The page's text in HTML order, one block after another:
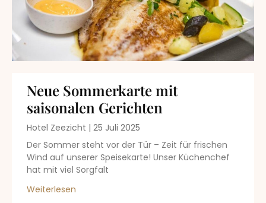
Neue Sommerkarte mit
saisonalen Gerichten
Hotel Zeezicht
25 Juli 2025
Der Sommer steht vor der Tür – Zeit für frischen
Wind auf unserer Speisekarte! Unser Küchenchef
hat mit viel Sorgfalt
Weiterlesen